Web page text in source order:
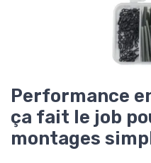
Performance
ça fait le job
montages